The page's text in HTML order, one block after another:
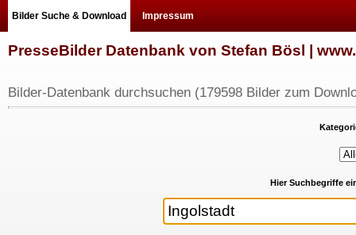
Bilder Suche & Download Impressum
PresseBilder Datenbank von Stefan Bösl |
Bilder-Datenbank durchsuchen (179598 Bilder zum
Hier Suchbegriffe